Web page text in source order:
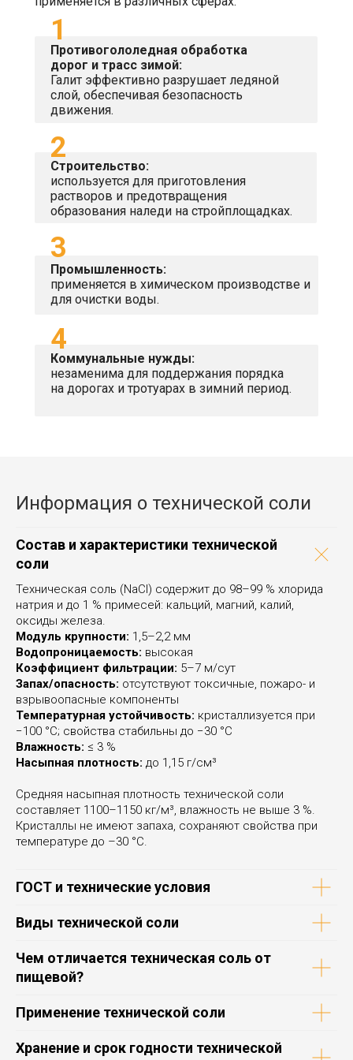
Противогололедная обработка
дорог и трасс зимой:
Галит эффективно разрушает ледяной
слой, обеспечивая безопасность
движения.
1
Коммунальные нужды:
незаменима для поддержания порядка
на дорогах и тротуарах в зимний период.
4
Строительство:
используется для приготовления
растворов и предотвращения
образования наледи на стройплощадках.
2
Промышленность:
применяется в химическом производстве и
для очистки воды.
3
Информация о технической соли
Состав и характеристики технической
соли
Техническая соль (NaCl) содержит до 98–99 % хлорида
натрия и до 1 % примесей: кальций, магний, калий,
оксиды железа.
Модуль крупности: 1,5–2,2 мм
Водопроницаемость: высокая
Коэффициент фильтрации: 5–7 м/сут
Запах/опасность: отсутствуют токсичные, пожаро- и
взрывоопасные компоненты
Температурная устойчивость: кристаллизуется при
−100 °С; свойства стабильны до −30 °С
Влажность: ≤ 3 %
Насыпная плотность: до 1,15 г/см³
Средняя насыпная плотность технической соли
составляет 1100–1150 кг/м³, влажность не выше 3 %.
Кристаллы не имеют запаха, сохраняют свойства при
температуре до –30 °C.
ГОСТ и технические условия
Виды технической соли
Чем отличается техническая соль от
пищевой?
Применение технической соли
Хранение и срок годности технической
Запросить цену за 1 тонну
Подобрать фасовку
Почему заказывают
техническую соль у
«ПалладаСтройНеруд»?
Гарантия качества:
паспорта, сертификаты
и вся документация
прилагаются к каждой
Оперативные
поставки — доставка
в течение 1–2 дней,
возможна экспресс-
Поставляем соль
техническую напрямую
от производителей — без
посредников, по ГОСТ
13830-97.
скрытых наценок,
удобный расчёт для
любых объёмов.
СПб и Ленинградской
области от 1 мешка
Купить техническую соль
Рассчитать стоимость
Хотите купить техническую
соль с доставкой по СПб и ЛО?
Оставьте заявку — быстро рассчитаем
стоимость и предложим удобные
условия поставки.